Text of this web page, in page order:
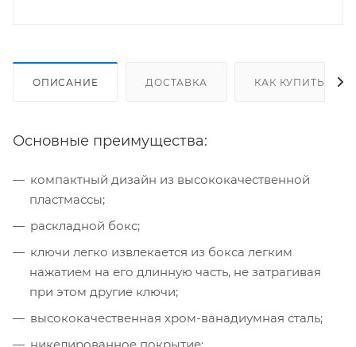
ОПИСАНИЕ ДОСТАВКА КАК КУПИТЬ
Основные преимущества:
компактный дизайн из высококачественной
пластмассы;
раскладной бокс;
ключи легко извлекается из бокса легким
нажатием на его длинную часть, не затрагивая
при этом другие ключи;
высококачественная хром-ванадиумная сталь;